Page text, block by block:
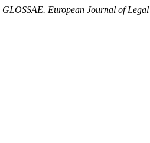
GLOSSAE. European Journal of